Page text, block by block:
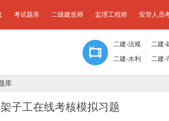
考试题库 二级建造师 监理工程师 安管人员
二建-法规
及相关知
识
二建-
工程
管理
二建-水利
水电
二建-
工程
库
子工在线考核模拟习题